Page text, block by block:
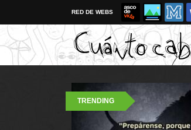
RED DE WEBS
TRENDING